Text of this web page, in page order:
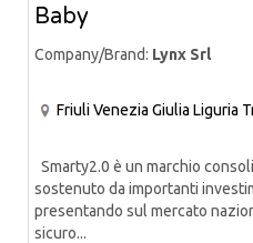
Baby
Company/Brand: Lynx Srl
Friuli Venezia Giulia Liguria
Smarty2.0 è un marchio
sostenuto da importanti
presentando sul mercato
sicuro...